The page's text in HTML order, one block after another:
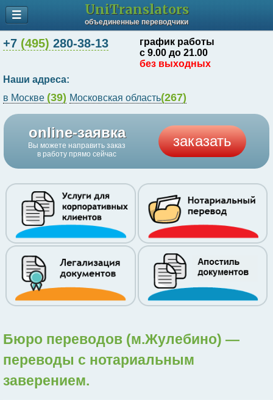
+7 (495) 280-38-13
график работы
с 9.00 до 21.00
без выходных
Наши адреса:
в Москве (39) Московская область(267)
online-заявка
Вы можете направить заказ
в работу прямо сейчас
заказать
Бюро переводов (м.Жулебино) —
переводы с нотариальным
заверением.
UniTranslators
объединенные переводчики